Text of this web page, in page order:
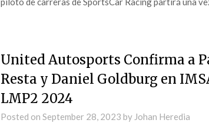
United Autosports Confirma a
Resta y Daniel Goldburg en
LMP2 2024
Posted on September 28, 2023 by Johan Heredia